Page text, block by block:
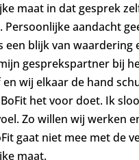
maat in dat gesprek
Persoonlijke aandacht
een blijk van waardering
gesprekspartner bij
en wij elkaar de hand
het voor doet. Ik
Zo willen wij werken
gaat niet mee met de
maat.